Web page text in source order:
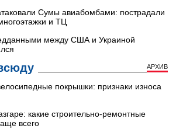
Сумы авиабомбами: пострадали
и ТЦ
между США и Украиной
АРХИВ
покрышки: признаки износа
какие строительно-ремонтные
всего